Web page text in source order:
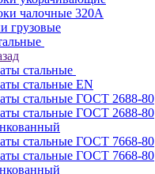
чалочные 320А
грузовые
стальные
стальные EN
стальные ГОСТ 2688-80
стальные ГОСТ 2688-80
стальные ГОСТ 7668-80
стальные ГОСТ 7668-80